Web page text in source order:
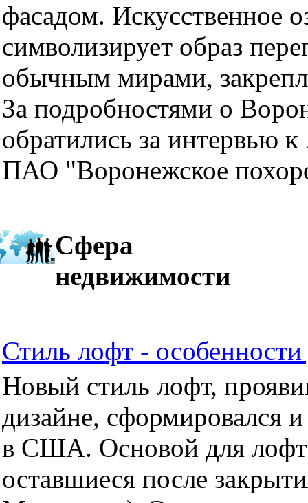
фасадом. Искусственное
символизирует образ
обычным мирами,
За подробностями о
обратились за интервью
ПАО "Воронежское
Сфера
недвижимости
Стиль лофт -
Новый стиль лофт,
дизайне, сформировался
в США. Основой для
оставшиеся после